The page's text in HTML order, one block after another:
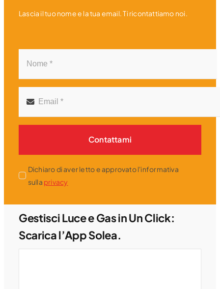
Lascia il tuo nome e la tua email. Ti ricontattiamo noi.
Contattami
Dichiaro di aver letto e approvato l'informativa
sulla privacy
Gestisci Luce e Gas in Un Click:
Scarica l’App Solea.